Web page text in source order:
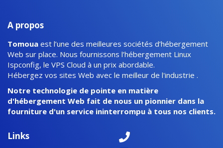
A propos
Tomoua est l’une des meilleures sociétés d’hébergement
Web sur place. Nous fournissons l’hébergement Linux
Ispconfig, le VPS Cloud à un prix abordable.
Hébergez vos sites Web avec le meilleur de l'industrie .
Notre technologie de pointe en matière
d'hébergement Web fait de nous un pionnier dans la
fourniture d'un service ininterrompu à tous nos clients.
Links